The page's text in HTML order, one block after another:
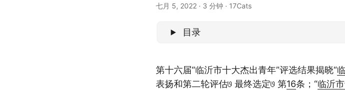
七月 5, 2022 · 3 分钟 · 17Cats
目录
第十六届“临沂市十大杰出青年”评选结果揭晓“
表扬和第二轮评估𞓜 最终选定𞓜 第16条；“临沂市